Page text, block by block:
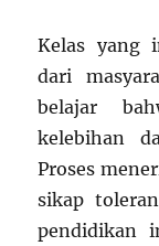
Kelas yang
dari
belajar
kelebihan
Proses
sikap
pendidikan